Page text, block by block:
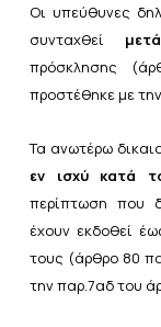
Οι υπεύθυνες
συνταχθεί
πρόσκλησης (
προστέθηκε με την
Τα ανωτέρω
εν ισχύ κατά
περίπτωση που
έχουν εκδοθεί
τους (άρθρο 80
τηνπαρ.7αδ του